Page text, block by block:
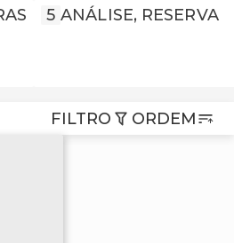
5 ANÁLISE, RESERVA
FILTRO ORDEM